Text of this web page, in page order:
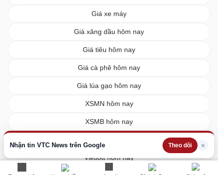
Nhận tin VTC News trên Google Theo dõi ×
Giá xe máy
Giá xăng dầu hôm nay
Giá tiêu hôm nay
Giá cà phê hôm nay
Giá lúa gạo hôm nay
XSMN hôm nay
XSMB hôm nay
Vietlott hôm nay